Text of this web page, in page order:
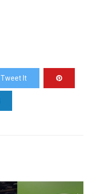
Tweet It